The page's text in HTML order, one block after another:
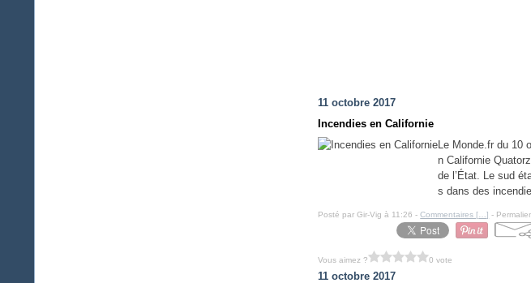
11 octobre 2017
Incendies en Californie
Le Monde.fr du 10
n Californie
de l’État. Le sud
s dans des
Posté par Gir-Vig à 11:26 -Commentaires [ …] -
Vous aimez ? 0 vote
11 octobre 2017